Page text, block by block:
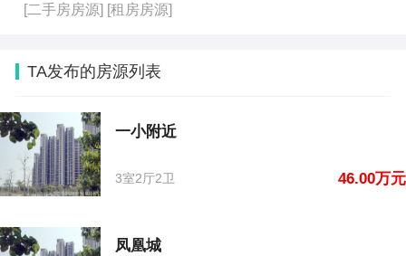
[二手房房源] [租房房源]
TA发布的房源列表
一小附近
3室2厅2卫 46.00万元
凤凰城